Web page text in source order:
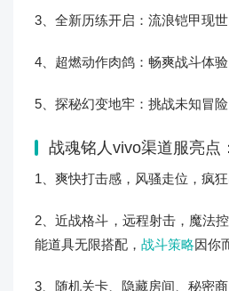
3、全新历练开启：流浪铠甲现世
4、超燃动作肉鸽：畅爽战斗体验
5、探秘幻变地牢：挑战未知冒险
战魂铭人vivo渠道服亮点：
1、爽快打击感，风骚走位，疯狂
2、近战格斗，远程射击，魔法
能道具无限搭配， 战斗策略因你
3、随机关卡、隐藏房间、秘密